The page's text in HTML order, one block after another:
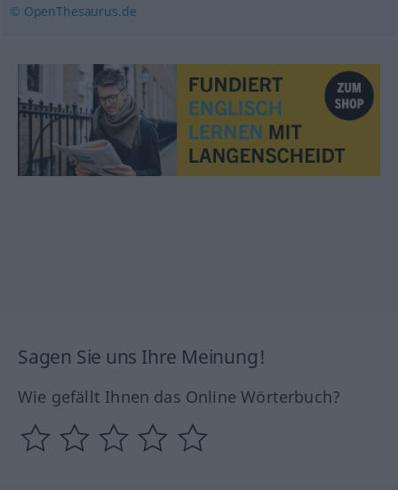
© OpenThesaurus.de
Sagen Sie uns Ihre Meinung!
Wie gefällt Ihnen das Online Wörterbuch?